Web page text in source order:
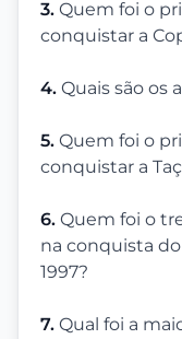
3. Quem foi o
conquistar a
4. Quais são os
5. Quem foi o
conquistar a
6. Quem foi o
na conquista
1997?
7. Qual foi a